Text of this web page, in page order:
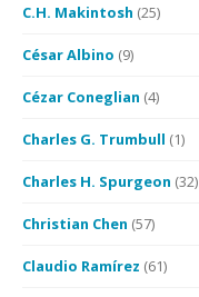
C.H. Makintosh (25)
César Albino (9)
Cézar Coneglian (4)
Charles G. Trumbull (1)
Charles H. Spurgeon (32)
Christian Chen (57)
Claudio Ramírez (61)